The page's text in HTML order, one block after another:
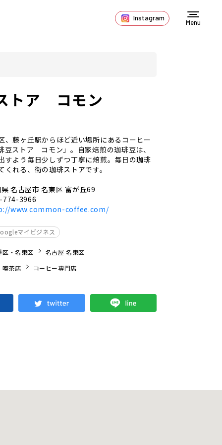
Instagram
Menu
トア コモン
、藤ヶ丘駅からほど近い場所にあるコーヒー
豆ストア コモン」。自家焙煎の珈琲豆は、
すよう毎日少しずつ丁寧に焙煎。毎日の珈琲
くれる、街の珈琲ストアです。
名古屋市 名東区 富が丘69
774-3966
www.common-coffee.com/
マイビジネス
区・名東区
名古屋 名東区
喫茶店
コーヒー専門店